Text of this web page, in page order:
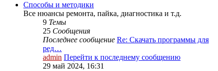
Способы и методики
Все нюансы ремонта, пайка, диагностика и т.д.
9 Темы
25 Сообщения
Последнее сообщение Re: Скачать программы для
ред…
admin Перейти к последнему сообщению
29 май 2024, 16:31